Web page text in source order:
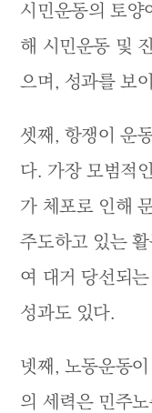
시민운동의 토양
해 시민운동 및
으며, 성과를 보
셋째, 항쟁이 운
다. 가장 모범적
가 체포로 인해
주도하고 있는
여 대거 당선되
성과도 있다.
넷째, 노동운동
의 세력은 민주